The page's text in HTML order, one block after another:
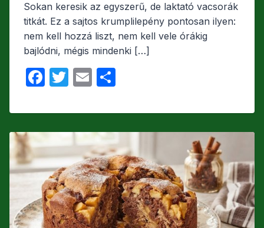
c
e
b
o
o
k
itt
er
ail s
z
a
g
Sokan keresik az egyszerű, de laktató vacsorák
titkát. Ez a sajtos krumplilepény pontosan ilyen:
nem kell hozzá liszt, nem kell vele órákig
bajlódni, mégis mindenki […]
F
c
e
b
o
o
k
T
itt
er
E
ail s
z
a
m
e
g